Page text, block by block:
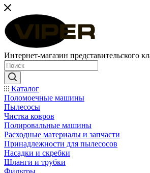
Интернет-магазин представительского
Каталог
Поломоечные машины
Пылесосы
Чистка ковров
Полировальные машины
Расходные материалы и запчасти
Принадлежности для пылесосов
Насадки и скребки
Шланги и трубки
Фильтры